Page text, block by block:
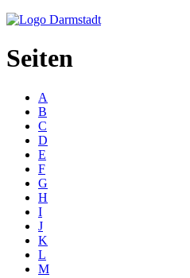
Seiten
A
B
C
D
E
F
G
H
I
J
K
L
M